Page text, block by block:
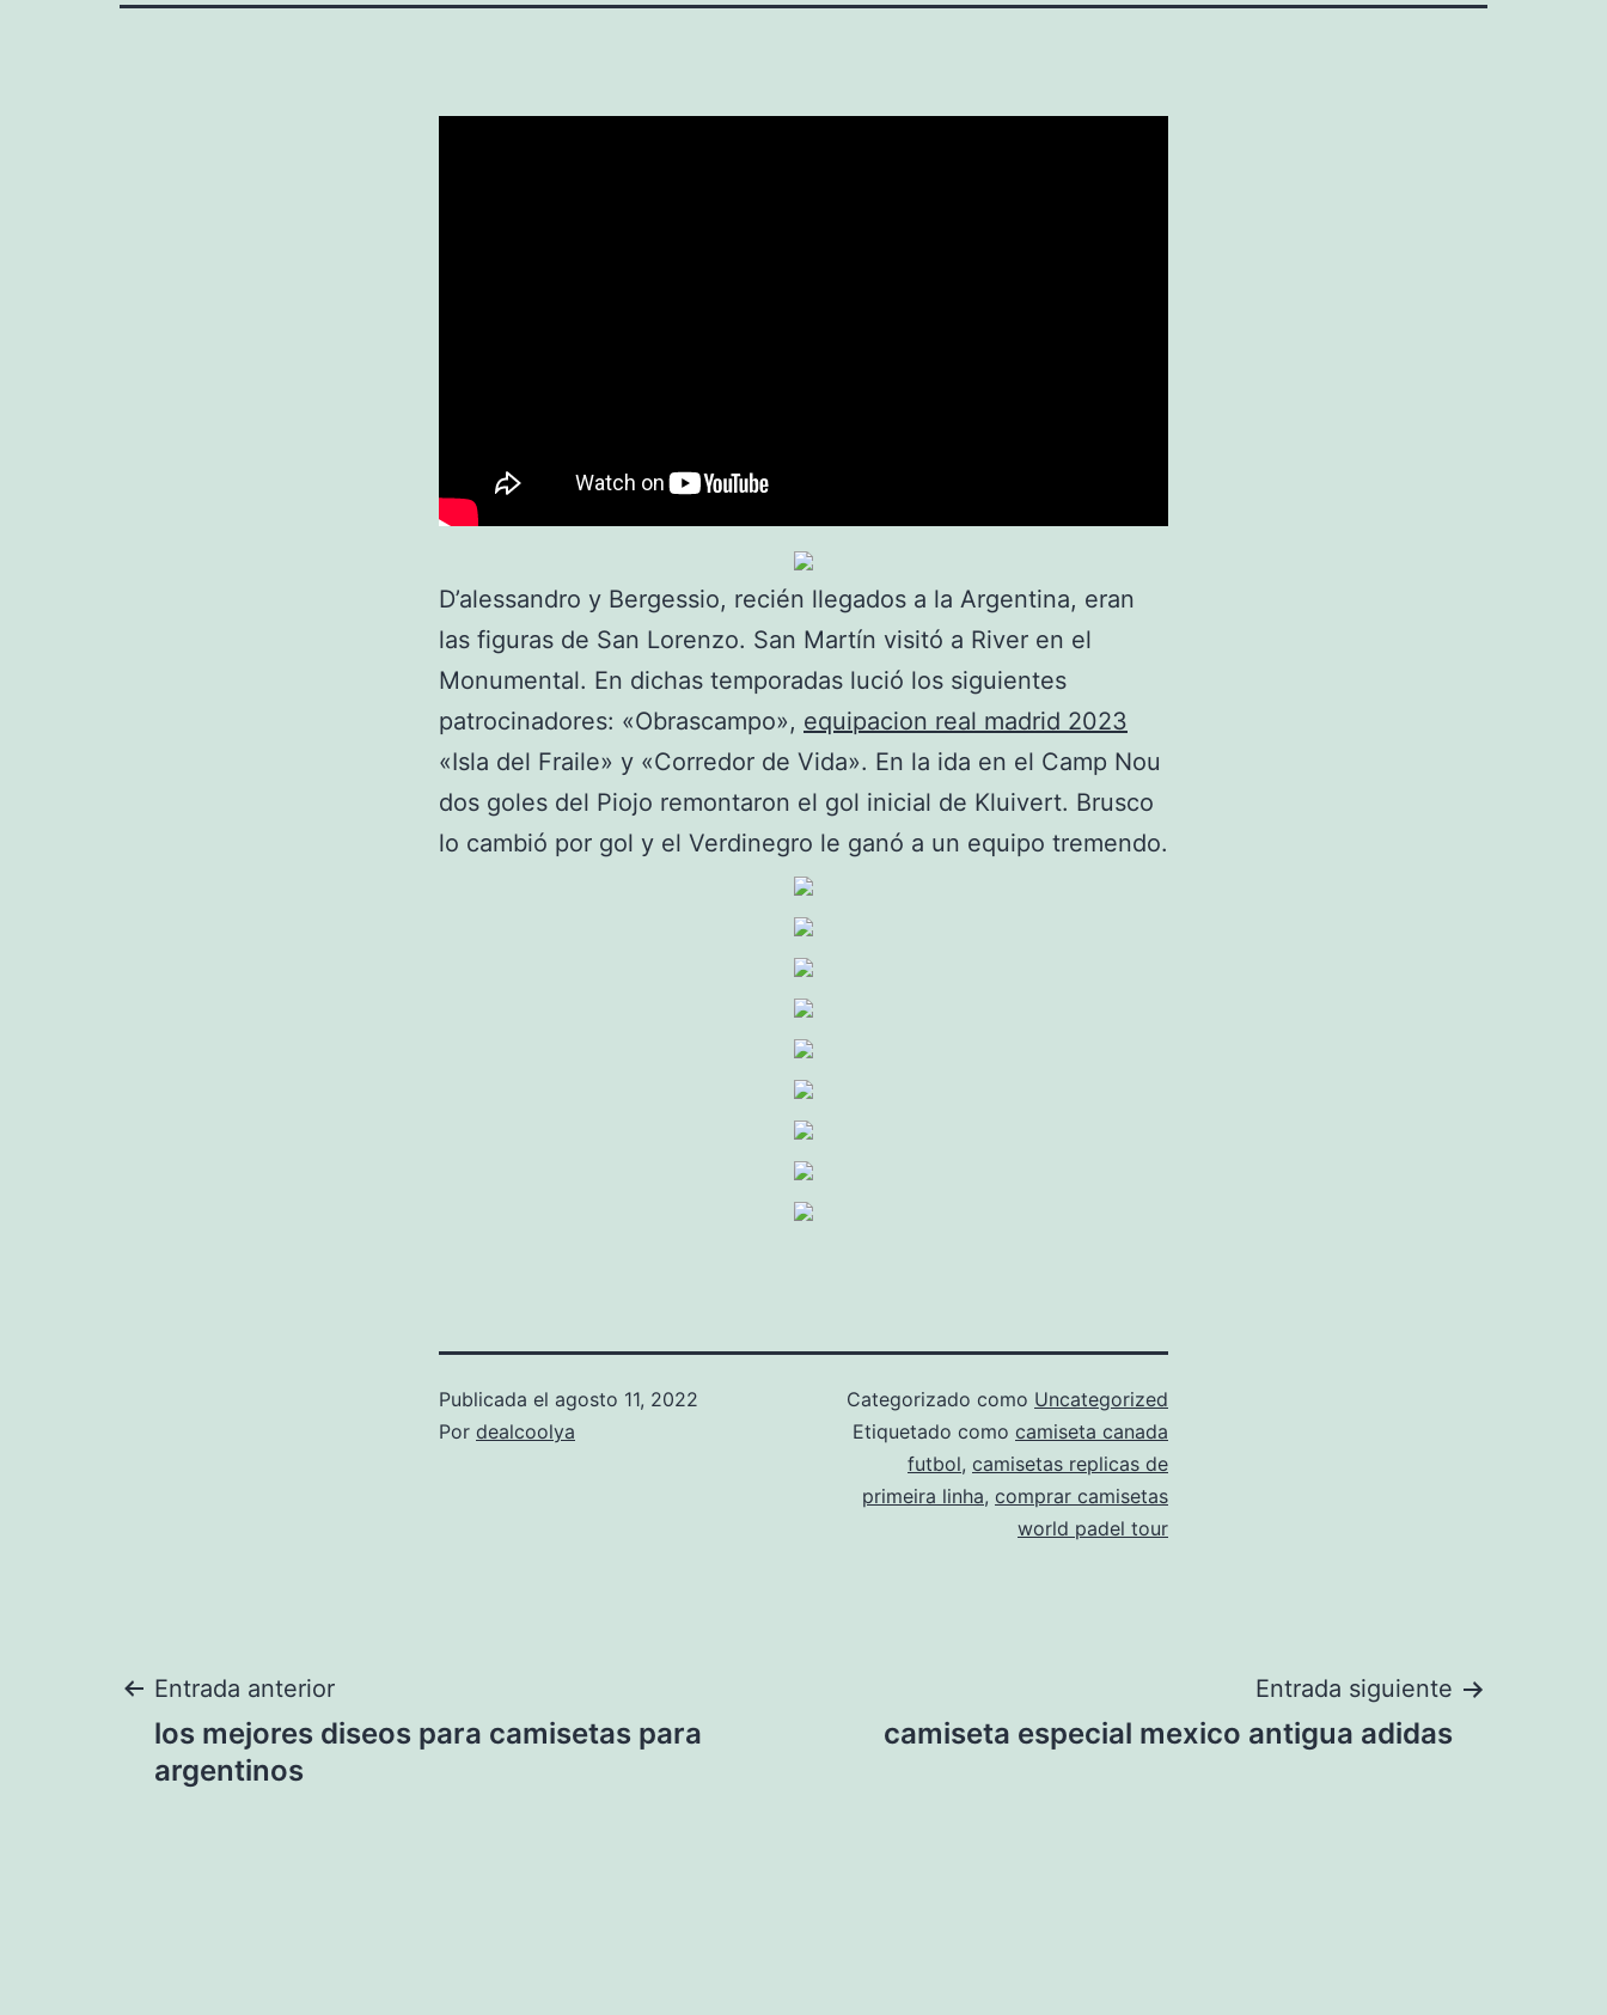
D’alessandro y Bergessio, recién llegados a la Argentina, eran
las figuras de San Lorenzo. San Martín visitó a River en el
Monumental. En dichas temporadas lució los siguientes
patrocinadores: «Obrascampo», equipacion real madrid 2023
«Isla del Fraile» y «Corredor de Vida». En la ida en el Camp Nou
dos goles del Piojo remontaron el gol inicial de Kluivert. Brusco
lo cambió por gol y el Verdinegro le ganó a un equipo tremendo.
Publicada el agosto 11, 2022
Por dealcoolya
Categorizado como Uncategorized
Etiquetado como camiseta canada
futbol, camisetas replicas de
primeira linha, comprar camisetas
world padel tour
Navegación
de
Entrada anterior
los mejores diseos para camisetas para
argentinos
Entrada siguiente
camiseta especial mexico antigua adidas